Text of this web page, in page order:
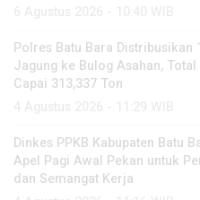
Polres Batu Bara Distribusikan
Jagung ke Bulog Asahan,
Capai 313,337 Ton
Dinkes PPKB Kabupaten Batu
Apel Pagi Awal Pekan untuk
dan Semangat Kerja